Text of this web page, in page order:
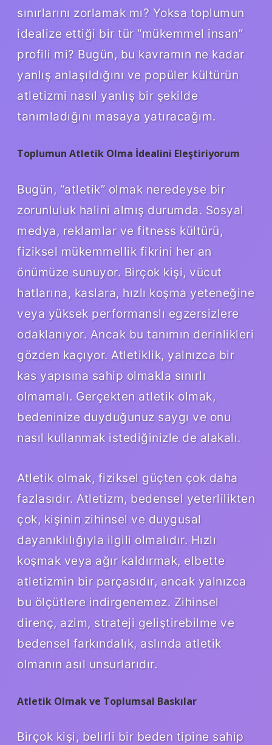
sınırlarını zorlamak mı? Yoksa toplumun
idealize ettiği bir tür “mükemmel insan”
profili mi? Bugün, bu kavramın ne kadar
yanlış anlaşıldığını ve popüler kültürün
atletizmi nasıl yanlış bir şekilde
tanımladığını masaya yatıracağım.
Toplumun Atletik Olma İdealini Eleştiriyorum
Bugün, “atletik” olmak neredeyse bir
zorunluluk halini almış durumda. Sosyal
medya, reklamlar ve fitness kültürü,
fiziksel mükemmellik fikrini her an
önümüze sunuyor. Birçok kişi, vücut
hatlarına, kaslara, hızlı koşma yeteneğine
veya yüksek performanslı egzersizlere
odaklanıyor. Ancak bu tanımın derinlikleri
gözden kaçıyor. Atletiklik, yalnızca bir
kas yapısına sahip olmakla sınırlı
olmamalı. Gerçekten atletik olmak,
bedeninize duyduğunuz saygı ve onu
nasıl kullanmak istediğinizle de alakalı.
Atletik olmak, fiziksel güçten çok daha
fazlasıdır. Atletizm, bedensel yeterlilikten
çok, kişinin zihinsel ve duygusal
dayanıklılığıyla ilgili olmalıdır. Hızlı
koşmak veya ağır kaldırmak, elbette
atletizmin bir parçasıdır, ancak yalnızca
bu ölçütlere indirgenemez. Zihinsel
direnç, azim, strateji geliştirebilme ve
bedensel farkındalık, aslında atletik
olmanın asıl unsurlarıdır.
Atletik Olmak ve Toplumsal Baskılar
Birçok kişi, belirli bir beden tipine sahip